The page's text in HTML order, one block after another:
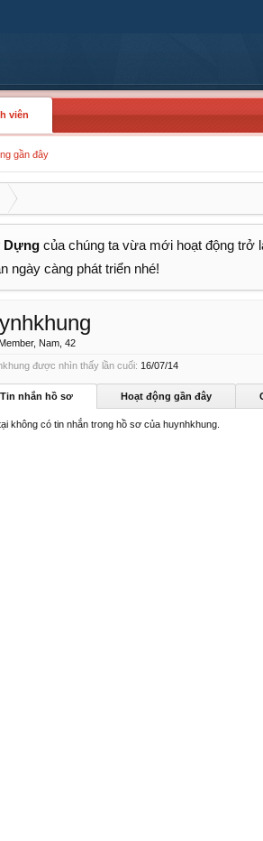
viên
gần đây
Dựng của chúng ta vừa mới hoạt động trở
ngày càng phát triển nhé!
, Nam, 42
được nhìn thấy lần cuối: 16/07/14
Tin nhắn hồ sơ Hoạt động gần đây
không có tin nhắn trong hồ sơ của huynhkhung.